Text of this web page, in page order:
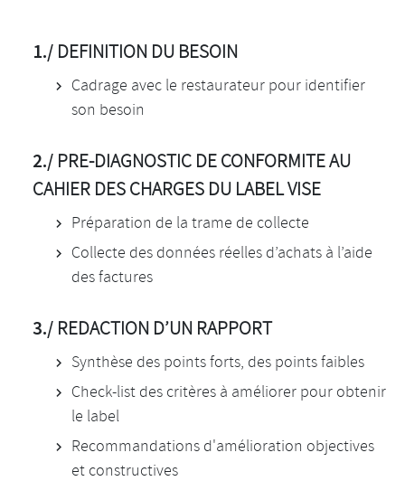
1./ DEFINITION DU BESOIN
Cadrage avec le restaurateur pour identifier
son besoin
2./ PRE-DIAGNOSTIC DE CONFORMITE AU
CAHIER DES CHARGES DU LABEL VISE
Préparation de la trame de collecte
Collecte des données réelles d’achats à l’aide
des factures
3./ REDACTION D’UN RAPPORT
Synthèse des points forts, des points faibles
Check-list des critères à améliorer pour obtenir
le label
Recommandations d'amélioration objectives
et constructives